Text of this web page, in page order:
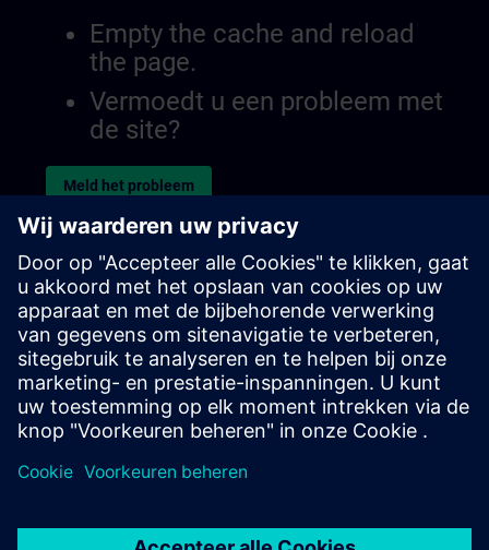
Empty the cache and reload
the page.
Vermoedt u een probleem met
de site?
Meld het probleem